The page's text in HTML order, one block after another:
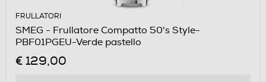
FRULLATORI
SMEG - Frullatore Compatto 50's Style-
PBF01PGEU-Verde pastello
€ 129,00